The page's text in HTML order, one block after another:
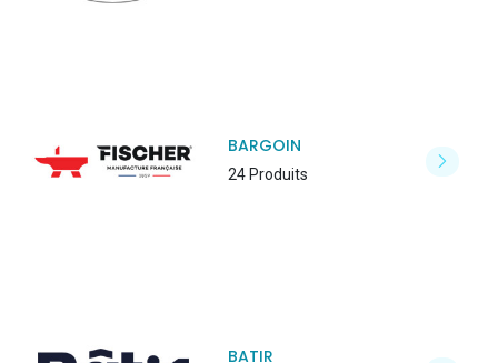
BARGOIN
24 Produits
BATIR